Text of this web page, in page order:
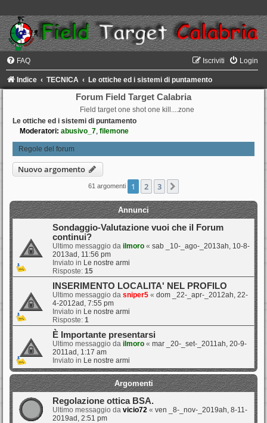
FAQ Login
Iscriviti
Indice TECNICA Le ottiche ed i sistemi di puntamento
Forum Field Target Calabria
Field target one shot one kill....zone
Le ottiche ed i sistemi di puntamento
Moderatori: abusivo_7 filemone
Regole del forum
Nuovo argomento
61 argomenti 1 2 3
Annunci
Sondaggio-Valutazione vuoi che il Forum
continui?
Ultimo messaggio da ilmoro « sab _10-_ago-_2013ah, 10-8-
2013ad, 11:56 pm
Inviato in Le nostre armi
Risposte: 15
INSERIMENTO LOCALITA' NEL PROFILO
Ultimo messaggio da sniper5 « dom _22-_apr-_2012ah, 22-
4-2012ad, 7:55 pm
Inviato in Le nostre armi
Risposte: 1
È Importante presentarsi
Ultimo messaggio da ilmoro « mar _20-_set-_2011ah, 20-9-
2011ad, 1:17 am
Inviato in Le nostre armi
Argomenti
Regolazione ottica BSA.
Ultimo messaggio da vicio72 « ven _8-_nov-_2019ah, 8-11-
2019ad, 2:51 pm